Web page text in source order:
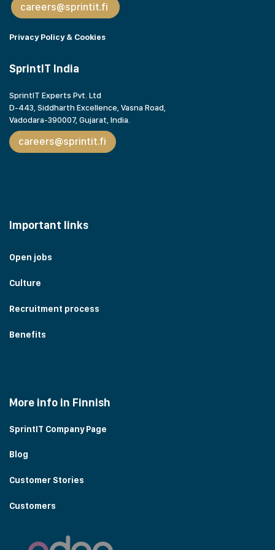
careers@sprintit.fi
Privacy Policy & Cookies
SprintIT India
SprintIT Experts Pvt. Ltd
D-443, Siddharth Excellence, Vasna Road,
Vadodara-390007, Gujarat, India.
careers@sprintit.fi
Important links
Open jobs
Culture
Recruitment process
Benefits
More info in Finnish
SprintIT Company Page
Blog
Customer Stories
Customers